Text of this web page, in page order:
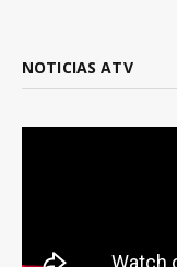
NOTICIAS ATV